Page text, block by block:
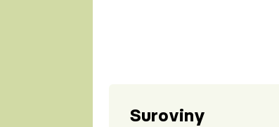
Suroviny